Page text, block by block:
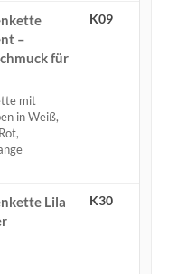
–
für
mit
in Weiß,
K09
Lila
K30